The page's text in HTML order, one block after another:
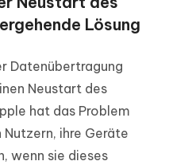
Lösung
Datenübertragung
Neustart des
hat das Problem
ihre Geräte
wenn sie dieses